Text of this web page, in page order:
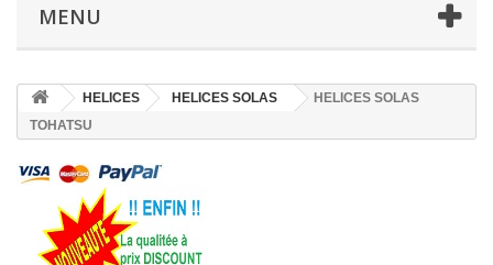
MENU
HELICES HELICES SOLAS
HELICES SOLAS
TOHATSU